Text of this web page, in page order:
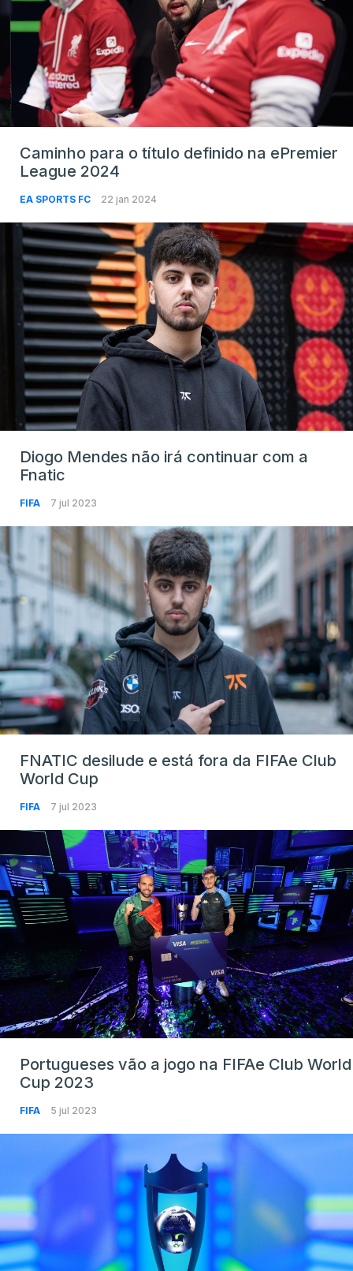
Caminho para o título definido na ePremier
League 2024
EA SPORTS FC 22 jan 2024
Diogo Mendes não irá continuar com a
Fnatic
FIFA 7 jul 2023
FNATIC desilude e está fora da FIFAe Club
World Cup
FIFA 7 jul 2023
Portugueses vão a jogo na FIFAe Club World
Cup 2023
FIFA 5 jul 2023